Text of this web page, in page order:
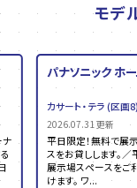
モデ
パナソニック ホ
カサート・テラ (区画8)
2026.07.31 更新
平日限定！無料で展
スをお貸しします。
展示場スペースをご
けます。 ワ...